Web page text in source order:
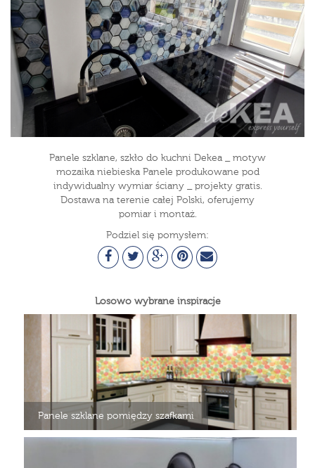
Panele szklane, szkło do kuchni Dekea _ motyw
mozaika niebieska Panele produkowane pod
indywidualny wymiar ściany _ projekty gratis.
Dostawa na terenie całej Polski, oferujemy
pomiar i montaż.
Podziel się pomysłem:
Losowo wybrane inspiracje
Panele szklane pomiędzy szafkami